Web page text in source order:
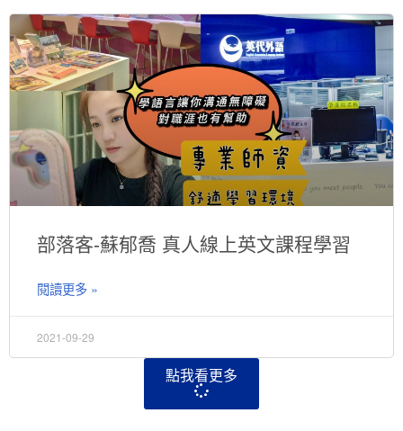
部落客-蘇郁喬 真人線上英文課程學習
閱讀更多 »
2021-09-29
點我看更多